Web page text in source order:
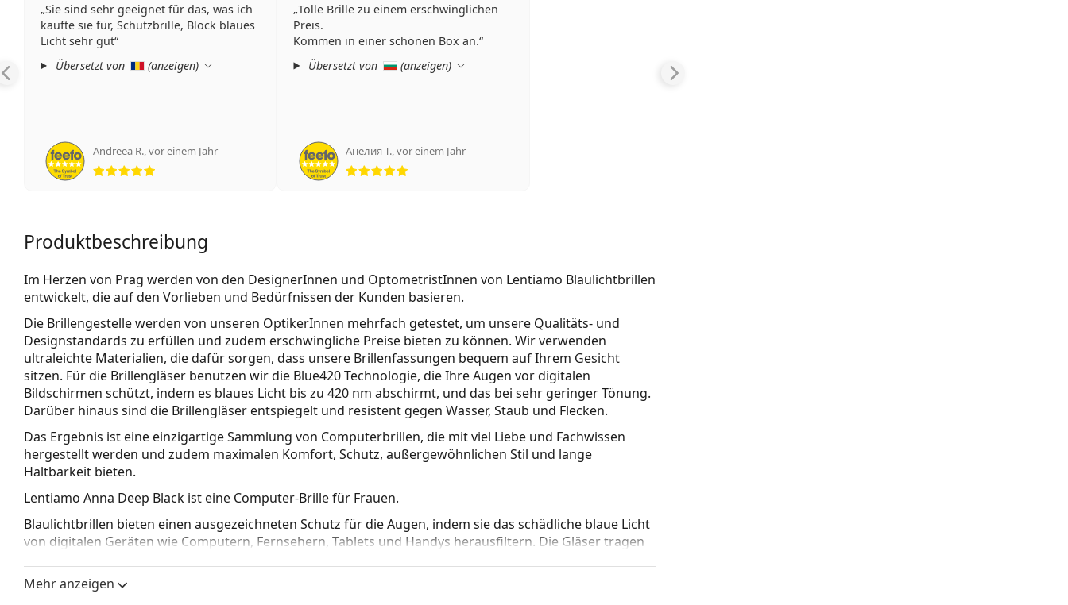
Sie sind sehr geeignet für das, was ich
kaufte sie für, Schutzbrille, Block blaues
Licht sehr gut
Übersetzt von
(anzeigen)
Andreea R.,vor einem Jahr
Bewertung 5 aus 5
Tolle Brille zu einem erschwinglichen
Preis.
Kommen in einer schönen Box an.
Übersetzt von
(anzeigen)
Анелия Т.,vor einem Jahr
Bewertung 5 aus 5
Produktbeschreibung
Im Herzen von Prag werden von den DesignerInnen und OptometristInnen von Lentiamo Blaulichtbrillen
entwickelt, die auf den Vorlieben und Bedürfnissen der Kunden basieren.
Die Brillengestelle werden von unseren OptikerInnen mehrfach getestet, um unsere Qualitäts- und
Designstandards zu erfüllen und zudem erschwingliche Preise bieten zu können. Wir verwenden
ultraleichte Materialien, die dafür sorgen, dass unsere Brillenfassungen bequem auf Ihrem Gesicht
sitzen. Für die Brillengläser benutzen wir die Blue420 Technologie, die Ihre Augen vor digitalen
Bildschirmen schützt, indem es blaues Licht bis zu 420 nm abschirmt, und das bei sehr geringer Tönung.
Darüber hinaus sind die Brillengläser entspiegelt und resistent gegen Wasser, Staub und Flecken.
Das Ergebnis ist eine einzigartige Sammlung von Computerbrillen, die mit viel Liebe und Fachwissen
hergestellt werden und zudem maximalen Komfort, Schutz, außergewöhnlichen Stil und lange
Haltbarkeit bieten.
Lentiamo Anna Deep Black ist eine Computer-Brille für Frauen.
Blaulichtbrillen bieten einen ausgezeichneten Schutz für die Augen, indem sie das schädliche blaue Licht
von digitalen Geräten wie Computern, Fernsehern, Tablets und Handys herausfiltern. Die Gläser tragen
verringern und den Sehkomfort zu verbessern.
Mehr anzeigen